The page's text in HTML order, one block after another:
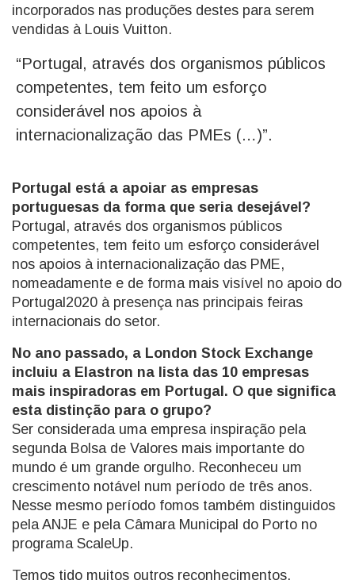
incorporados nas produções destes para serem
vendidas à Louis Vuitton.
“Portugal, através dos organismos públicos
competentes, tem feito um esforço
considerável nos apoios à
internacionalização das PMEs (…)”.
Portugal está a apoiar as empresas
portuguesas da forma que seria desejável?
Portugal, através dos organismos públicos
competentes, tem feito um esforço considerável
nos apoios à internacionalização das PME,
nomeadamente e de forma mais visível no apoio do
Portugal2020 à presença nas principais feiras
internacionais do setor.
No ano passado, a London Stock Exchange
incluiu a Elastron na lista das 10 empresas
mais inspiradoras em Portugal. O que significa
esta distinção para o grupo?
Ser considerada uma empresa inspiração pela
segunda Bolsa de Valores mais importante do
mundo é um grande orgulho. Reconheceu um
crescimento notável num período de três anos.
Nesse mesmo período fomos também distinguidos
pela ANJE e pela Câmara Municipal do Porto no
programa ScaleUp.
Temos tido muitos outros reconhecimentos.